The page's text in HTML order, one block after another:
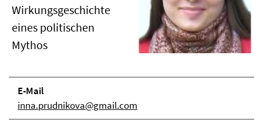
Wirkungsgeschichte
eines politischen
Mythos
E-Mail
inna.prudnikova@gmail.com